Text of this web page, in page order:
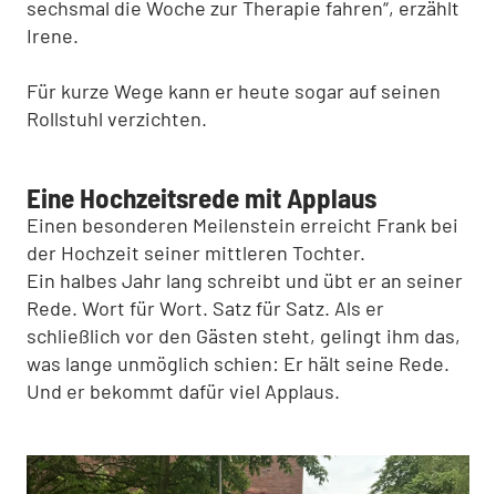
sechsmal die Woche zur Therapie fahren“, erzählt
Irene.
Für kurze Wege kann er heute sogar auf seinen
Rollstuhl verzichten.
Eine Hochzeitsrede mit Applaus
Einen besonderen Meilenstein erreicht Frank bei
der Hochzeit seiner mittleren Tochter.
Ein halbes Jahr lang schreibt und übt er an seiner
Rede. Wort für Wort. Satz für Satz. Als er
schließlich vor den Gästen steht, gelingt ihm das,
was lange unmöglich schien: Er hält seine Rede.
Und er bekommt dafür viel Applaus.